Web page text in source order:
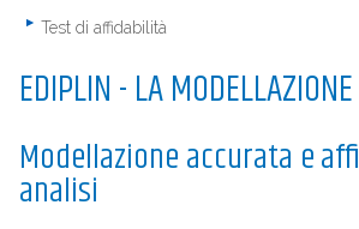
Test di affidabilità
EDIPLIN - LA
Modellazione accurata e
analisi